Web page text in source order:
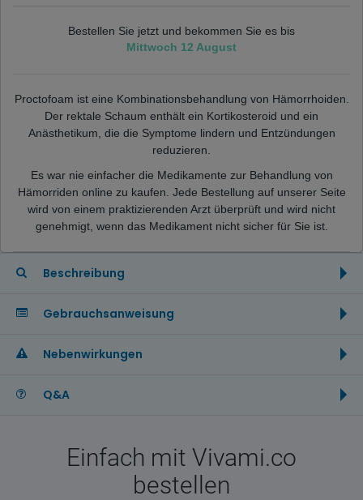
Bestellen Sie jetzt und bekommen Sie es bis
Mittwoch 12 August
Proctofoam ist eine Kombinationsbehandlung von Hämorrhoiden.
Der rektale Schaum enthält ein Kortikosteroid und ein
Anästhetikum, die die Symptome lindern und Entzündungen
reduzieren.
Es war nie einfacher die Medikamente zur Behandlung von
Hämorriden online zu kaufen. Jede Bestellung auf unserer Seite
wird von einem praktizierenden Arzt überprüft und wird nicht
genehmigt, wenn das Medikament nicht sicher für Sie ist.
Beschreibung
Gebrauchsanweisung
Nebenwirkungen
Q&A
Einfach mit Vivami.co
bestellen